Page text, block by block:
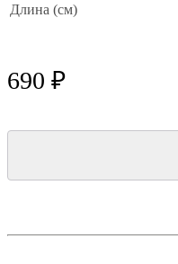
Длина (см)
690 ₽